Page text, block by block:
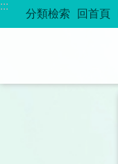
跳到主要內容區塊
:::
分類檢索 回首頁